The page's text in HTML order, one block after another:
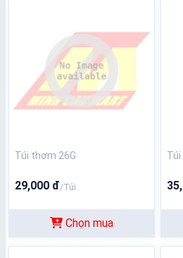
Túi thơm 26G
29,000 đ/Túi
Chọn mua